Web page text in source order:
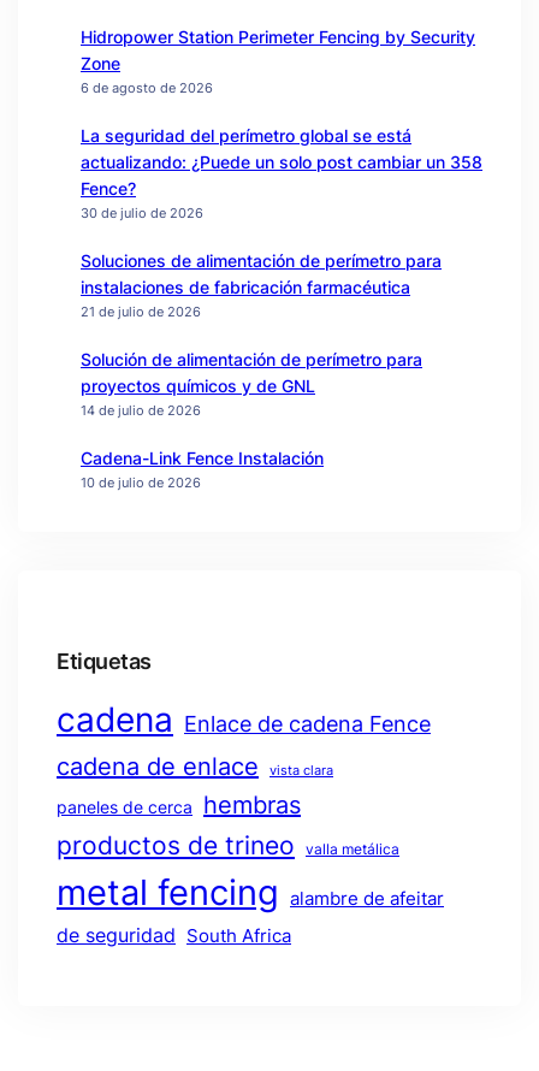
Hidropower Station Perimeter Fencing by Security
Zone
6 de agosto de 2026
La seguridad del perímetro global se está
actualizando: ¿Puede un solo post cambiar un 358
Fence?
30 de julio de 2026
Soluciones de alimentación de perímetro para
instalaciones de fabricación farmacéutica
21 de julio de 2026
Solución de alimentación de perímetro para
proyectos químicos y de GNL
14 de julio de 2026
Cadena-Link Fence Instalación
10 de julio de 2026
Etiquetas
cadena Enlace de cadena Fence
cadena de enlace vista clara
paneles de cerca hembras
productos de trineo valla metálica
metal fencing alambre de afeitar
de seguridad South Africa